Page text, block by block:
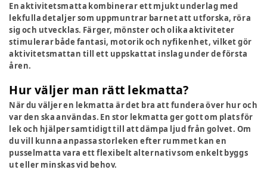
En aktivitetsmatta kombinerar ett mjukt underlag med
lekfulla detaljer som uppmuntrar barnet att utforska, röra
sig och utvecklas. Färger, mönster och olika aktiviteter
stimulerar både fantasi, motorik och nyfikenhet, vilket gör
aktivitetsmattan till ett uppskattat inslag under de första
åren.
Hur väljer man rätt lekmatta?
När du väljer en lekmatta är det bra att fundera över hur och
var den ska användas. En stor lekmatta ger gott om plats för
lek och hjälper samtidigt till att dämpa ljud från golvet. Om
du vill kunna anpassa storleken efter rummet kan en
pusselmatta vara ett flexibelt alternativ som enkelt byggs
ut eller minskas vid behov.